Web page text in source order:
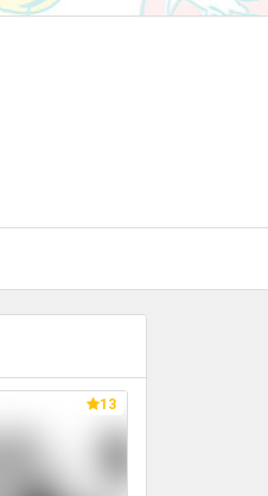
13